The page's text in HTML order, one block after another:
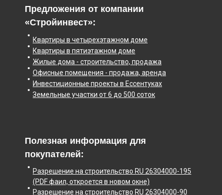
Предложения от компании
«Стройинвест»:
Квартиры в четырехэтажном доме
Квартиры в пятиэтажном доме
Жилые дома - строительство, продажа
Офисные помещения - продажа, аренда
Инвестиционные проекты в Ессентуках
Земельные участки от 6 до 500 соток
Полезная информация для
покупателей:
Разрешение на строительство RU 26304000-195
(PDF фаил, откроется в новом окне)
Разрешение на строительство RU 26304000-90